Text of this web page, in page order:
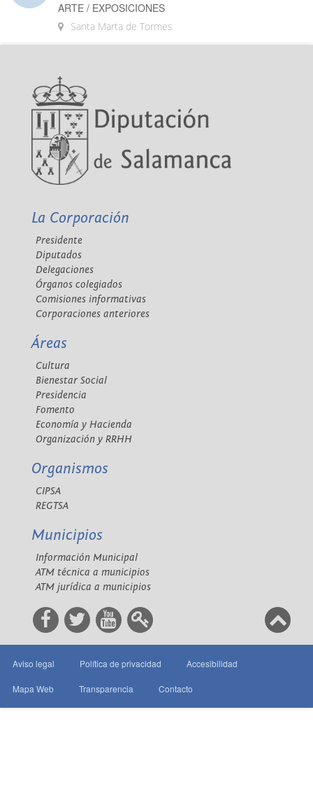
ARTE / EXPOSICIONES
Santa Marta de Tormes
La Corporación
Presidente
Diputados
Delegaciones
Órganos colegiados
Comisiones informativas
Corporaciones anteriores
Áreas
Cultura
Bienestar Social
Presidencia
Fomento
Economía y Hacienda
Organización y RRHH
Organismos
CIPSA
REGTSA
Municipios
Información Municipal
ATM técnica a municipios
ATM jurídica a municipios
Aviso legal Política de privacidad Accesibilidad
Mapa Web Transparencia Contacto